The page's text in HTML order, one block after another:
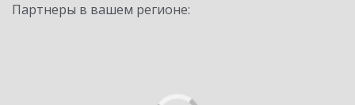
Партнеры в вашем регионе: